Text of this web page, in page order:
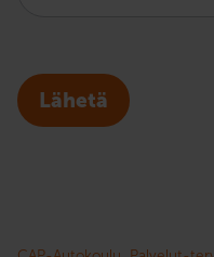
Lähetä